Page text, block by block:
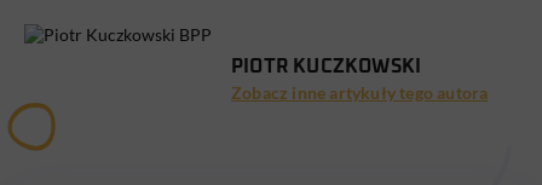
PIOTR KUCZKOWSKI
Zobacz inne artykuły tego autora